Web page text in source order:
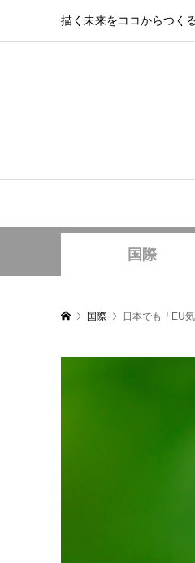
描く未来をココからつく
国際
国際 日本でも「EU